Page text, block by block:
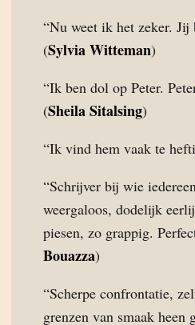
“Nu weet ik het zeker. Jij
(Sylvia Witteman)
“Ik ben dol op Peter.
(Sheila Sitalsing)
“Ik vind hem vaak te
“Schrijver bij wie
weergaloos, dodelijk
piesen, zo grappig.
Bouazza)
“Scherpe confrontatie,
grenzen van smaak heen